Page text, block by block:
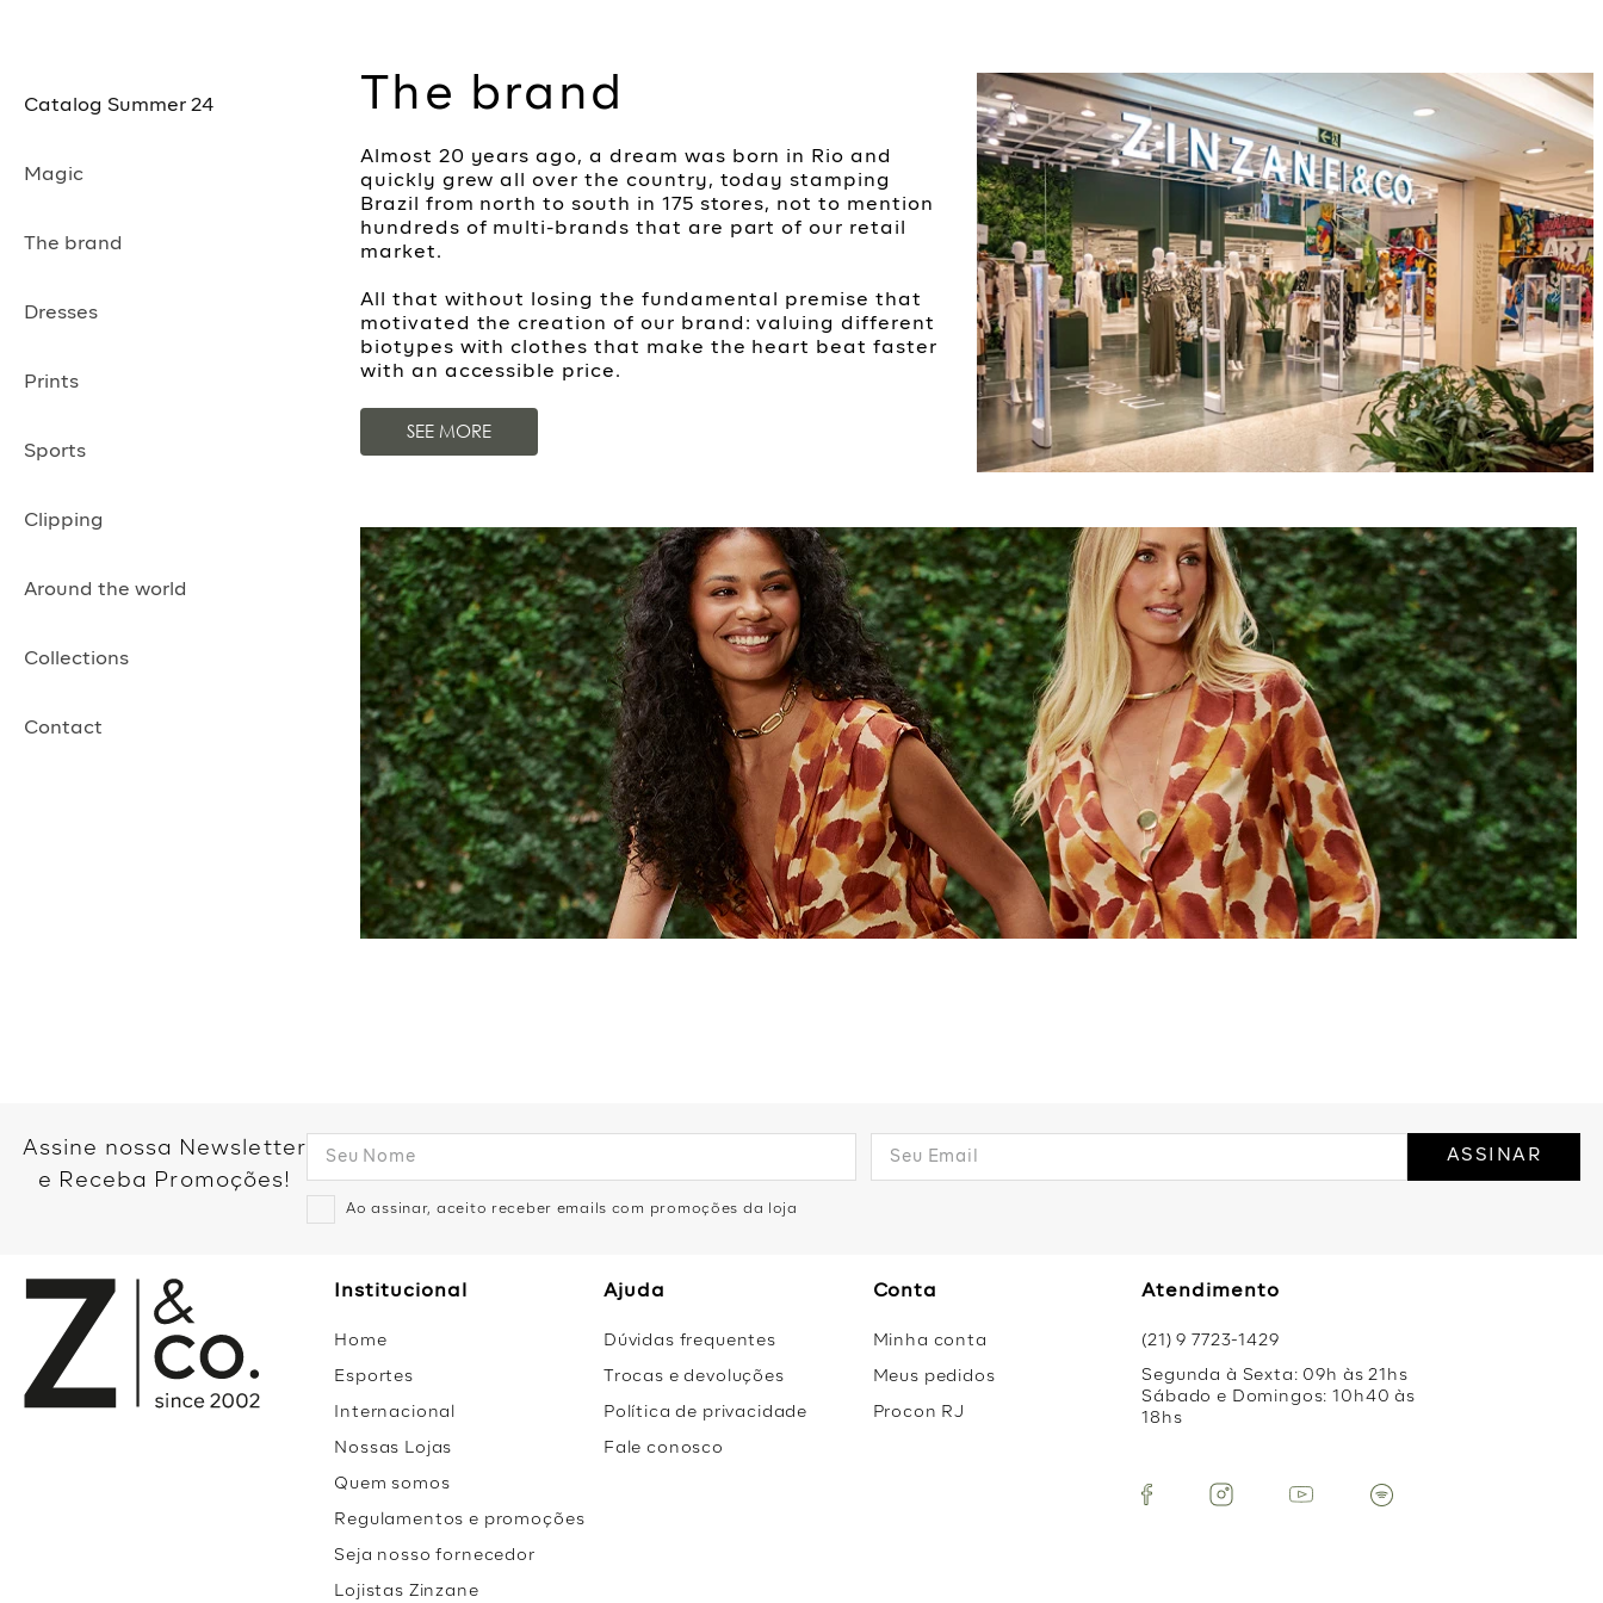
Catalog Summer 24
Magic
The brand
Dresses
Prints
Sports
Clipping
Around the world
Collections
Contact
The brand
Almost 20 years ago, a dream was born in Rio and
quickly grew all over the country, today stamping
Brazil from north to south in 175 stores, not to mention
hundreds of multi-brands that are part of our retail
market.
All that without losing the fundamental premise that
motivated the creation of our brand: valuing different
biotypes with clothes that make the heart beat faster
with an accessible price.
SEE MORE
Assine nossa Newsletter
e Receba Promoções!
Ao assinar, aceito receber emails com promoções da loja
ASSINAR
Institucional
Home
Esportes
Internacional
Nossas Lojas
Quem somos
Regulamentos e promoções
Seja nosso fornecedor
Lojistas Zinzane
Ajuda
Dúvidas frequentes
Trocas e devoluções
Política de privacidade
Fale conosco
Conta
Minha conta
Meus pedidos
Procon RJ
Atendimento
(21) 9 7723-1429
Segunda à Sexta: 09h às 21hs
Sábado e Domingos: 10h40 às
18hs